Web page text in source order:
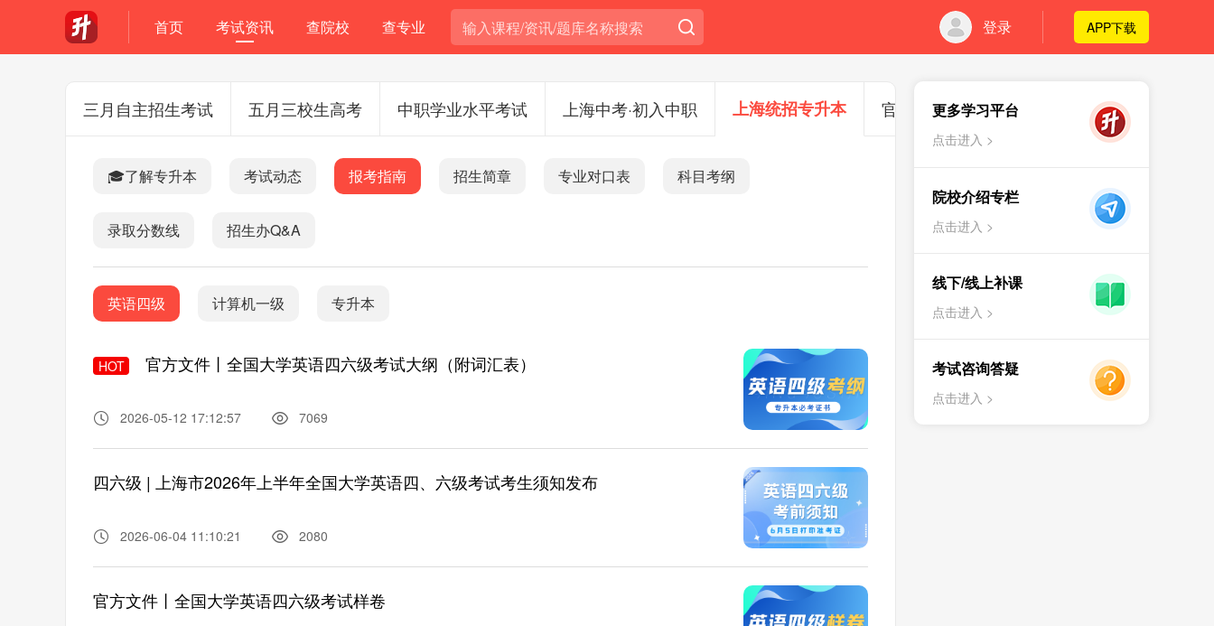
首页 考试资讯 查院校 查专业 登录 APP下载
三月自主招生考试 五月三校生高考 中职学业水平考试 上海中考·初入中职 上海统招专升本 官方通知
🎓了解专升本 考试动态 报考指南 招生简章 专业对口表 科目考纲
录取分数线 招生办Q&A
英语四级 计算机一级 专升本
HOT 官方文件丨全国大学英语四六级考试大纲（附词汇表）
2026-05-12 17:12:57 7069
四六级 | 上海市2026年上半年全国大学英语四、六级考试考生须知发布
2026-06-04 11:10:21 2080
官方文件丨全国大学英语四六级考试样卷
更多学习平台
点击进入 >
院校介绍专栏
点击进入 >
线下/线上补课
点击进入 >
考试咨询答疑
点击进入 >